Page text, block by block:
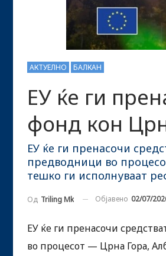
АКТУЕЛНО БАЛКАН
ЕУ ќе ги
фонд кон
ЕУ ќе ги пренасочи
предводници во
тешко ги исполнуваат
Од Triling Mk Објавено 02/07/
ЕУ ќе ги пренасочи
во процесот — Црна Гора,